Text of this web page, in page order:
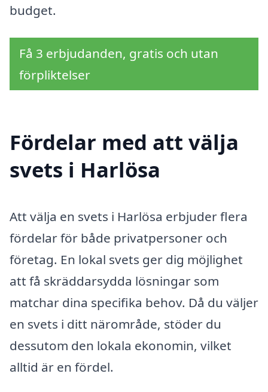
budget.
Få 3 erbjudanden, gratis och utan
förpliktelser
Fördelar med att välja
svets i Harlösa
Att välja en svets i Harlösa erbjuder flera
fördelar för både privatpersoner och
företag. En lokal svets ger dig möjlighet
att få skräddarsydda lösningar som
matchar dina specifika behov. Då du väljer
en svets i ditt närområde, stöder du
dessutom den lokala ekonomin, vilket
alltid är en fördel.